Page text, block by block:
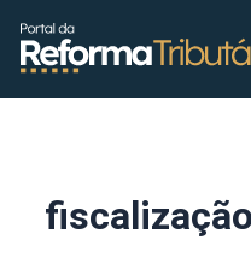
conteúdo